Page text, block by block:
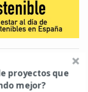
Vida Sostenible 47
proyectos que
mejor?